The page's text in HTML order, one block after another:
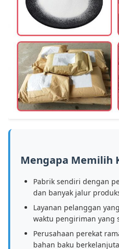
Mengapa Memilih
Pabrik sendiri dengan
dan banyak jalur
Layanan pelanggan
waktu pengiriman yang
Perusahaan perekat
bahan baku